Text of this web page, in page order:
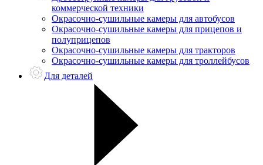
коммерческой техники
Окрасочно-сушильные камеры для автобусов
Окрасочно-сушильные камеры для прицепов и
полуприцепов
Окрасочно-сушильные камеры для тракторов
Окрасочно-сушильные камеры для троллейбусов
Для деталей